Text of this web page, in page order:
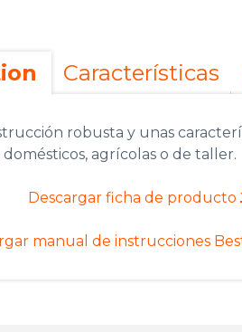
Características
robusta y unas
agrícolas o de taller.
Descargar ficha de producto
manual de instrucciones